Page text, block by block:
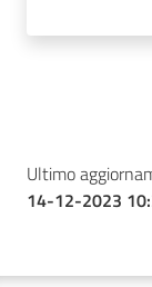
Ultimo
14-12-2023